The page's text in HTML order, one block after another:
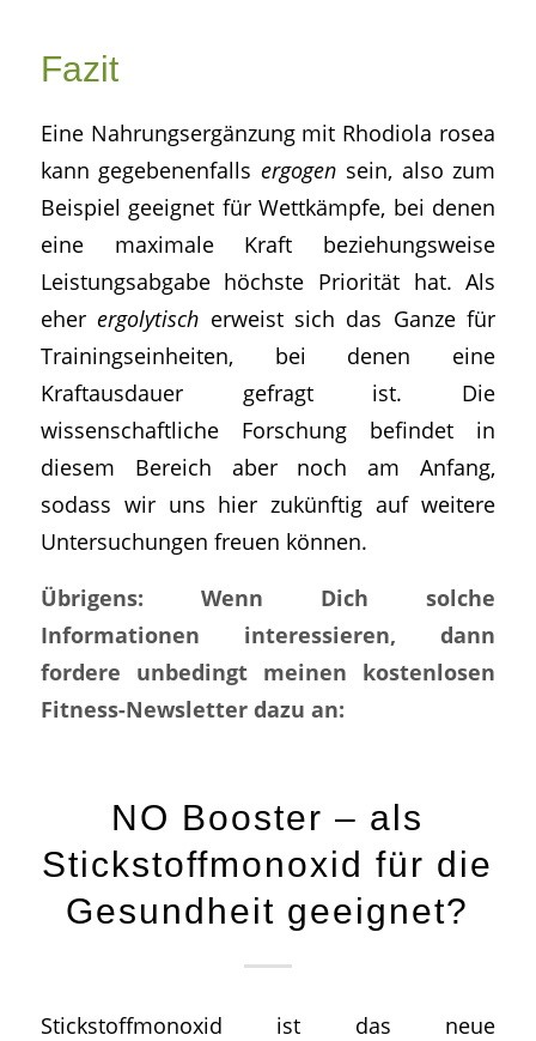
Fazit
Eine Nahrungsergänzung mit Rhodiola rosea
kann gegebenenfallsergogen sein, also zum
Beispiel geeignet für Wettkämpfe, bei denen
eine maximale Kraft beziehungsweise
Leistungsabgabe höchste Priorität hat. Als
eherergolytisch erweist sich das Ganze für
Trainingseinheiten, bei denen eine
Kraftausdauer gefragt ist. Die
wissenschaftliche Forschung befindet in
diesem Bereich aber noch am Anfang,
sodass wir uns hier zukünftig auf weitere
Untersuchungen freuen können.
Übrigens: Wenn Dich solche
Informationen interessieren, dann
fordere unbedingt meinen kostenlosen
Fitness-Newsletter dazu an:
NO Booster – als
Stickstoffmonoxid für die
Gesundheit geeignet?
Stickstoffmonoxid ist das neue